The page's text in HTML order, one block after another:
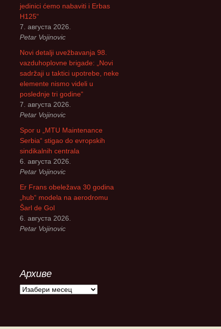
jedinici ćemo nabaviti i Erbas
H125“
7. августа 2026.
Petar Vojinovic
Novi detalji uvežbavanja 98.
vazduhoplovne brigade: „Novi
sadržaji u taktici upotrebe, neke
elemente nismo videli u
poslednje tri godine“
7. августа 2026.
Petar Vojinovic
Spor u „MTU Maintenance
Serbia“ stigao do evropskih
sindikalnih centrala
6. августа 2026.
Petar Vojinovic
Er Frans obeležava 30 godina
„hub“ modela na aerodromu
Šarl de Gol
6. августа 2026.
Petar Vojinovic
Архиве
А